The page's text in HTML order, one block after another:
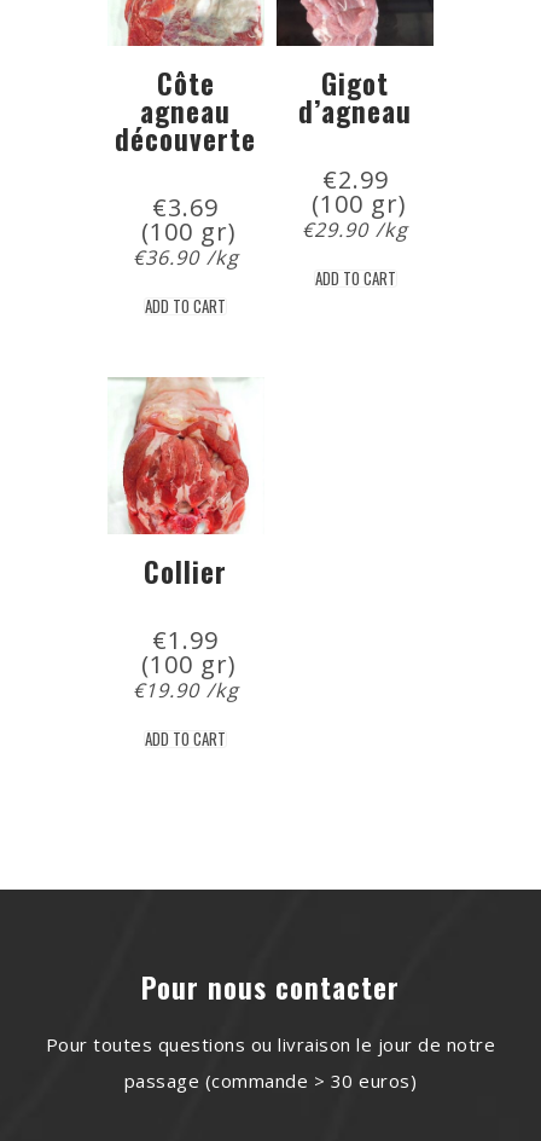
Côte
agneau
découverte
€3.69
(100 gr)
€36.90 /kg
ADD TO CART
Gigot
d’agneau
€2.99
(100 gr)
€29.90 /kg
ADD TO CART
Collier
€1.99
(100 gr)
€19.90 /kg
ADD TO CART
Pour nous contacter
Pour toutes questions ou livraison le jour de notre
passage (commande > 30 euros)